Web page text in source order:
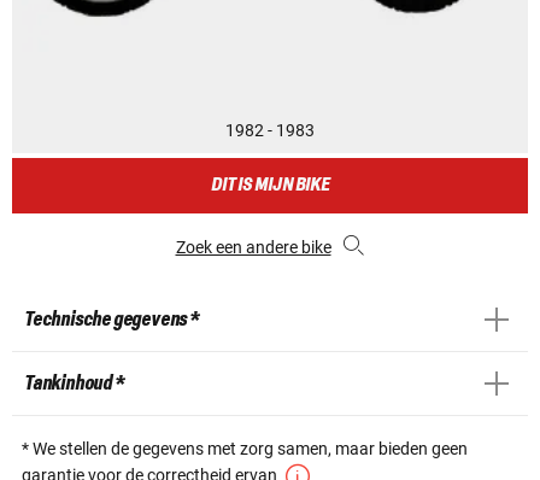
1982 - 1983
DIT IS MIJN BIKE
Zoek een andere bike
Technische gegevens *
Tankinhoud *
* We stellen de gegevens met zorg samen, maar bieden geen
garantie voor de correctheid ervan